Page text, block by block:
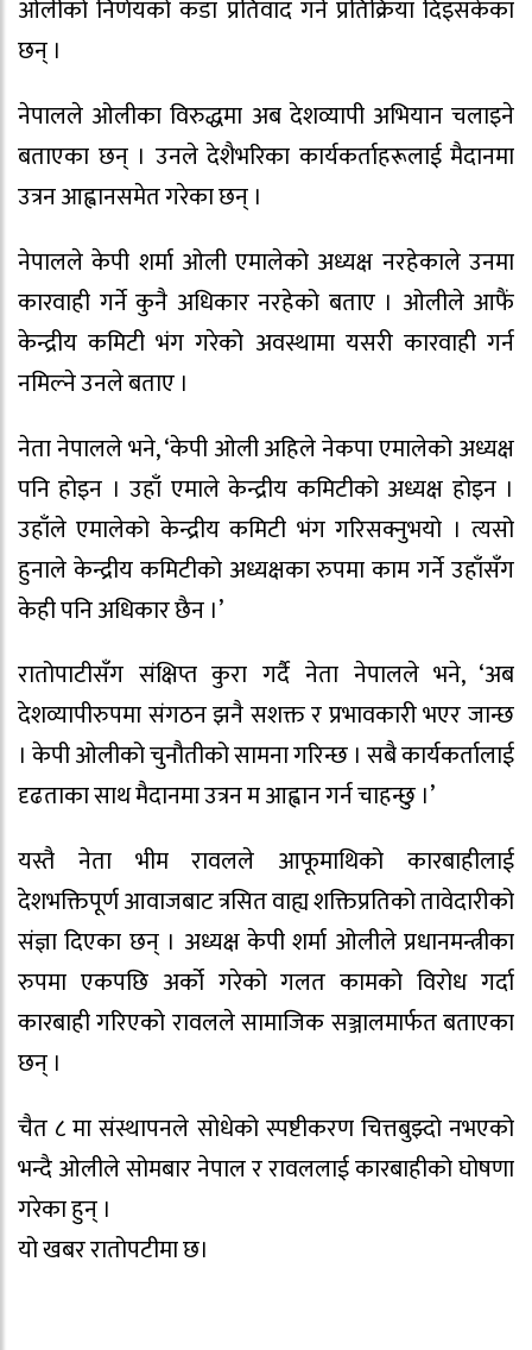
ओलीको निर्णयको कडा प्रतिवाद गर्ने प्रतिक्रिया दिइसकेका
छन् ।
नेपालले ओलीका विरुद्धमा अब देशव्यापी अभियान चलाइने
बताएका छन् । उनले देशैभरिका कार्यकर्ताहरूलाई मैदानमा
उत्रन आह्वानसमेत गरेका छन् ।
नेपालले केपी शर्मा ओली एमालेको अध्यक्ष नरहेकाले उनमा
कारवाही गर्ने कुनै अधिकार नरहेको बताए । ओलीले आफैं
केन्द्रीय कमिटी भंग गरेको अवस्थामा यसरी कारवाही गर्न
नमिल्ने उनले बताए ।
नेता नेपालले भने, ‘केपी ओली अहिले नेकपा एमालेको अध्यक्ष
पनि होइन । उहाँ एमाले केन्द्रीय कमिटीको अध्यक्ष होइन ।
उहाँले एमालेको केन्द्रीय कमिटी भंग गरिसक्नुभयो । त्यसो
हुनाले केन्द्रीय कमिटीको अध्यक्षका रुपमा काम गर्ने उहाँसँग
केही पनि अधिकार छैन ।’
रातोपाटीसँग संक्षिप्त कुरा गर्दै नेता नेपालले भने, ‘अब
देशव्यापीरुपमा संगठन झनै सशक्त र प्रभावकारी भएर जान्छ
। केपी ओलीको चुनौतीको सामना गरिन्छ । सबै कार्यकर्तालाई
दृढताका साथ मैदानमा उत्रन म आह्वान गर्न चाहन्छु ।’
यस्तै नेता भीम रावलले आफूमाथिको कारबाहीलाई
देशभक्तिपूर्ण आवाजबाट त्रसित वाह्य शक्तिप्रतिको तावेदारीको
संज्ञा दिएका छन् । अध्यक्ष केपी शर्मा ओलीले प्रधानमन्त्रीका
रुपमा एकपछि अर्को गरेको गलत कामको विरोध गर्दा
कारबाही गरिएको रावलले सामाजिक सञ्जालमार्फत बताएका
छन् ।
चैत ८ मा संस्थापनले सोधेको स्पष्टीकरण चित्तबुझ्दो नभएको
भन्दै ओलीले सोमबार नेपाल र रावललाई कारबाहीको घोषणा
गरेका हुन् ।
यो खबर रातोपटीमा छ।